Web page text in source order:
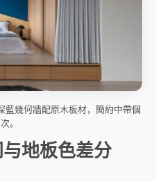
藍幾何牆配原木板材，簡約中帶個
。
与地板色差分